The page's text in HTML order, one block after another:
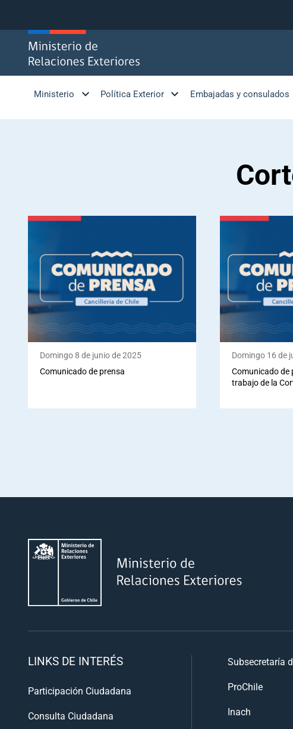
Ministerio Política Exterior Embajadas y consulados
Domingo 8 de junio de 2025
Comunicado de prensa
Domingo 16 de
Comunicado de
trabajo de la
LINKS DE INTERÉS
Participación Ciudadana
Consulta Ciudadana
Subsecretaría
ProChile
Inach